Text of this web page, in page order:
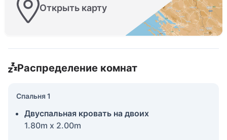
Открыть карту
Распределение комнат
Спальня 1
Двуспальная кровать на двоих
1.80m x 2.00m